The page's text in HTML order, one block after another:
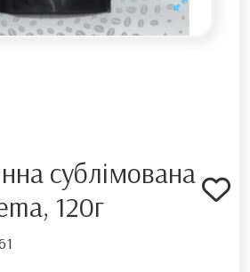
сублімована
120г